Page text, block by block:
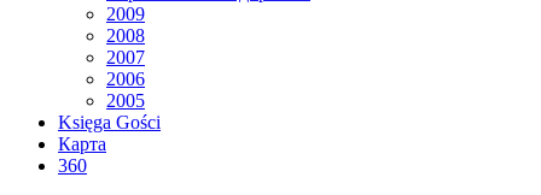
2009
2008
2007
2006
2005
Księga Gości
Карта
360